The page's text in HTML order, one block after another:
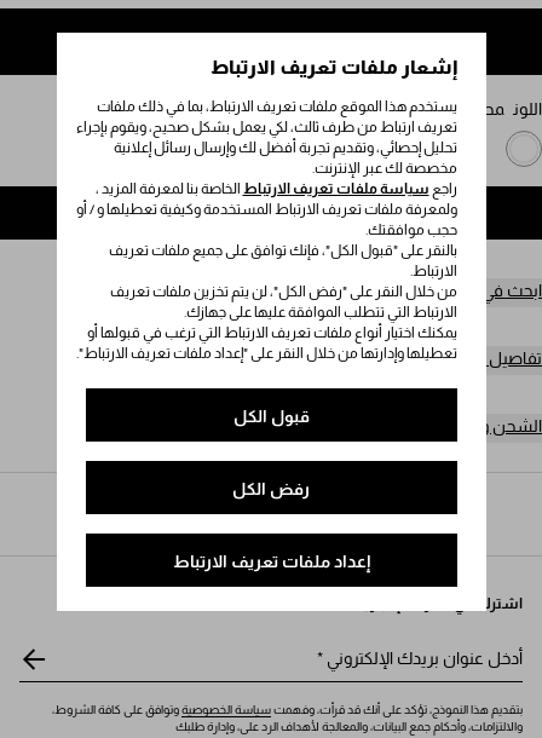
إشعار ملفات تعريف الارتباط
يستخدم هذا الموقع ملفات تعريف الارتباط، بما في ذلك ملفات
تعريف ارتباط من طرف ثالث، لكي يعمل بشكل صحيح، ويقوم بإجراء
تحليل إحصائي، وتقديم تجربة أفضل لك وإرسال رسائل إعلانية
مخصصة لك عبر الإنترنت.
راجع سياسة ملفات تعريف الارتباط الخاصة بنا لمعرفة المزيد ،
ولمعرفة ملفات تعريف الارتباط المستخدمة وكيفية تعطيلها و / أو
حجب موافقتك.
بالنقر على "قبول الكل"، فإنك توافق على جميع ملفات تعريف
الارتباط.
من خلال النقر على "رفض الكل"، لن يتم تخزين ملفات تعريف
الارتباط التي تتطلب الموافقة عليها على جهازك.
يمكنك اختيار أنواع ملفات تعريف الارتباط التي ترغب في قبولها أو
تعطيلها وإدارتها من خلال النقر على "إعداد ملفات تعريف الارتباط".
قبول الكل
رفض الكل
إعداد ملفات تعريف الارتباط
اللون محايد
إضافة إلى حقيبة التسوق
ابحث في المتجر
تفاصيل المنتج
الشحن وعمليات الإرجاع مجاناً
Prada
/ النساء / الهدايا
اشترك في نشرتنا الإخبارية
أدخل عنوان بريدك الإلكتروني *
بتقديم هذا النموذج، تؤكد على أنك قد قرأت، وفهمتسياسة الخصوصيةوتوافق على كافة الشروط،
والالتزامات، وأحكام جمع البيانات، والمعالجة لأهداف الرد على، وإدارة طلبك